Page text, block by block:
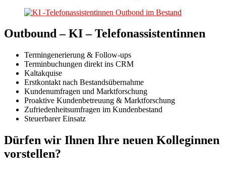
Outbound– KI – Telefonassistentinnen
Termingenerierung & Follow-ups
Terminbuchungen direkt ins CRM
Kaltakquise
Erstkontakt nach Bestandsübernahme
Kundenumfragen und Marktforschung
Proaktive Kundenbetreuung & Marktforschung
Zufriedenheitsumfragen im Kundenbestand
Steuerbarer Einsatz
Dürfen wir Ihnen Ihre neuen Kolleginnen
vorstellen?